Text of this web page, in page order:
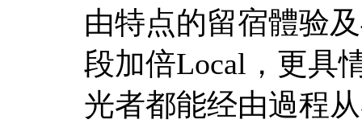
由特点的留宿體验
段加倍Local，更具
光者都能经由過程